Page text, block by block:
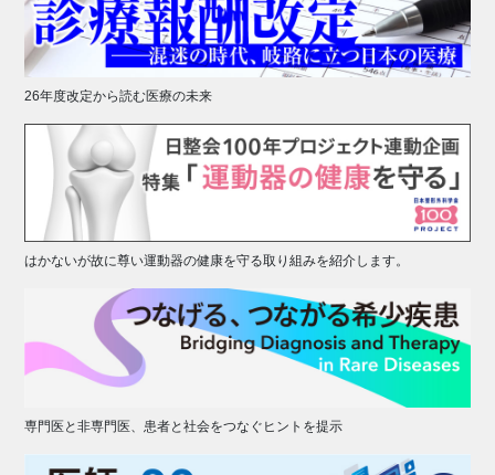
26年度改定から読む医療の未来
はかないが故に尊い運動器の健康を守る取り組みを紹介します。
専門医と非専門医、患者と社会をつなぐヒントを提示